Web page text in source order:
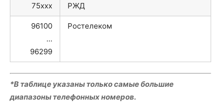
75xxx РЖД
96100
…
96299
Ростелеком
*В таблице указаны только самые большие
диапазоны телефонных номеров.